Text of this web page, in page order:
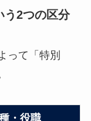
う2つの区分
って「特別
・役職